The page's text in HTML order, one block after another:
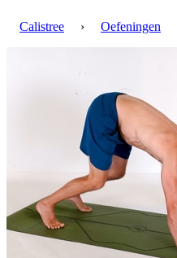
Calistree › Oefeningen